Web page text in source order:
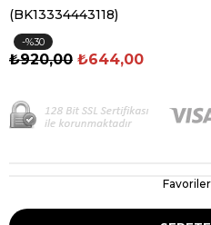
(BK13334443118)
30
₺920,00 ₺644,00